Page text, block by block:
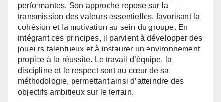
performantes. Son approche repose sur la
transmission des valeurs essentielles, favorisant la
cohésion et la motivation au sein du groupe. En
intégrant ces principes, il parvient à développer des
joueurs talentueux et à instaurer un environnement
propice à la réussite. Le travail d’équipe, la
discipline et le respect sont au cœur de sa
méthodologie, permettant ainsi d’atteindre des
objectifs ambitieux sur le terrain.